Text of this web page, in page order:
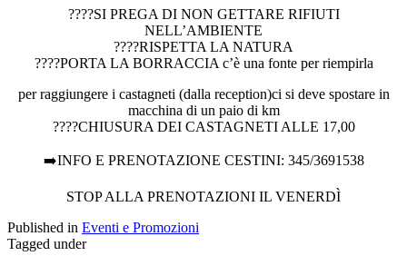
????SI PREGA DI NON GETTARE RIFIUTI
NELL’AMBIENTE
????RISPETTA LA NATURA
????PORTA LA BORRACCIA c’è una fonte per riempirla
per raggiungere i castagneti (dalla reception)ci si deve spostare in
macchina di un paio di km
????CHIUSURA DEI CASTAGNETI ALLE 17,00
➡️INFO E PRENOTAZIONE CESTINI: 345/3691538
STOP ALLA PRENOTAZIONI IL VENERDÌ
Published in Eventi e Promozioni
Tagged under